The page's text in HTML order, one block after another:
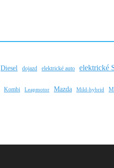
Diesel dojazd elektrické auto elektrické
Kombi Leapmotor Mazda Mild-hybrid